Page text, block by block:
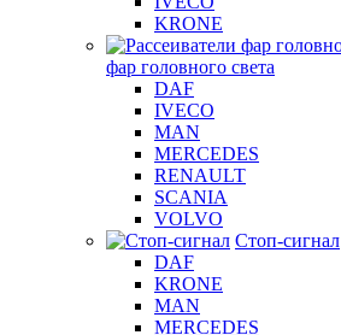
KRONE
фар головного света
DAF
IVECO
MAN
MERCEDES
RENAULT
SCANIA
VOLVO
Стоп-сигнал
DAF
KRONE
MAN
MERCEDES